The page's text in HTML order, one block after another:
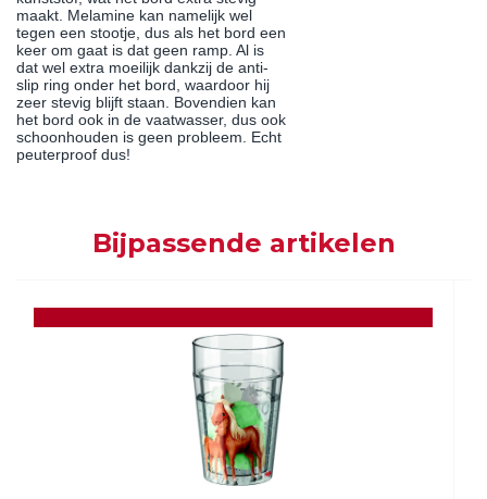
maakt. Melamine kan namelijk wel
tegen een stootje, dus als het bord een
keer om gaat is dat geen ramp. Al is
dat wel extra moeilijk dankzij de anti-
slip ring onder het bord, waardoor hij
zeer stevig blijft staan. Bovendien kan
het bord ook in de vaatwasser, dus ook
schoonhouden is geen probleem. Echt
peuterproof dus!
Bijpassende artikelen